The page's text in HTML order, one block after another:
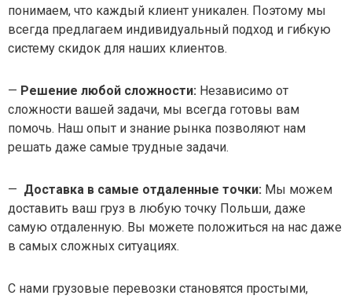
понимаем, что каждый клиент уникален. Поэтому мы
всегда предлагаем индивидуальный подход и гибкую
систему скидок для наших клиентов.
— Решение любой сложности: Независимо от
сложности вашей задачи, мы всегда готовы вам
помочь. Наш опыт и знание рынка позволяют нам
решать даже самые трудные задачи.
— Доставка в самые отдаленные точки: Мы можем
доставить ваш груз в любую точку Польши, даже
самую отдаленную. Вы можете положиться на нас даже
в самых сложных ситуациях.
С нами грузовые перевозки становятся простыми,